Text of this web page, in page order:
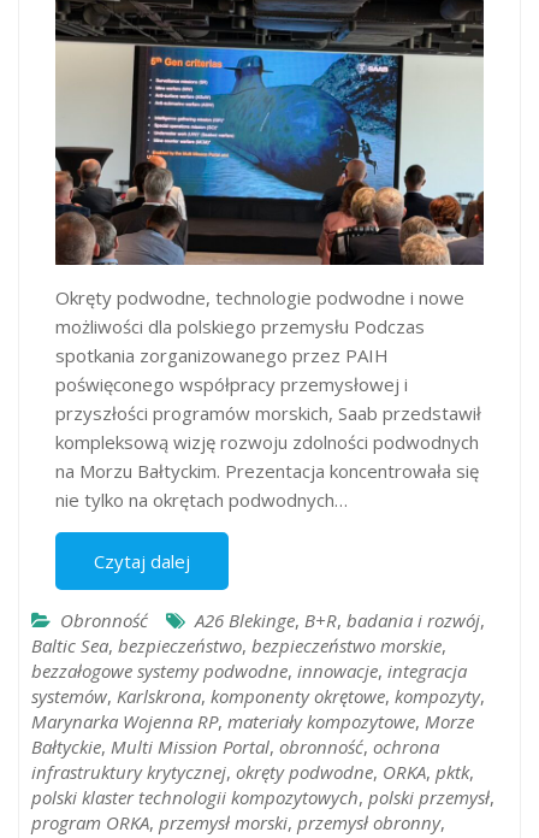
Okręty podwodne, technologie podwodne i nowe
możliwości dla polskiego przemysłu Podczas
spotkania zorganizowanego przez PAIH
poświęconego współpracy przemysłowej i
przyszłości programów morskich, Saab przedstawił
kompleksową wizję rozwoju zdolności podwodnych
na Morzu Bałtyckim. Prezentacja koncentrowała się
nie tylko na okrętach podwodnych…
Czytaj dalej
Obronność A26 Blekinge, B+R, badania i rozwój,
Baltic Sea, bezpieczeństwo, bezpieczeństwo morskie,
bezzałogowe systemy podwodne, innowacje, integracja
systemów, Karlskrona, komponenty okrętowe, kompozyty,
Marynarka Wojenna RP, materiały kompozytowe, Morze
Bałtyckie, Multi Mission Portal, obronność, ochrona
infrastruktury krytycznej, okręty podwodne, ORKA, pktk,
polski klaster technologii kompozytowych, polski przemysł,
program ORKA, przemysł morski, przemysł obronny,